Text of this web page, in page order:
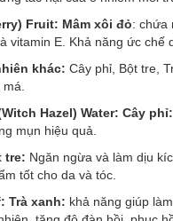
Fruit: Mâm xôi đỏ: chứa
vitamin E. Khả năng ức chế
khác: Cây phỉ, Bột tre,
Hazel) Water: Cây phỉ:
mụn hiệu quả.
tre: Ngăn ngừa và làm dịu
tốt cho da và tóc.
Trà xanh: khả năng giúp